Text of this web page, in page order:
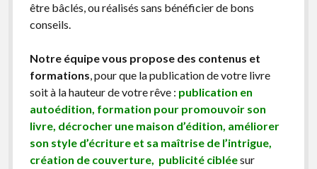
être bâclés, ou réalisés sans bénéficier de bons
conseils.
Notre équipe vous propose des contenus et
formations, pour que la publication de votre livre
soit à la hauteur de votre rêve : publication en
autoédition, formation pour promouvoir son
livre, décrocher une maison d’édition, améliorer
son style d’écriture et sa maîtrise de l’intrigue,
création de couverture, publicité cibléesur